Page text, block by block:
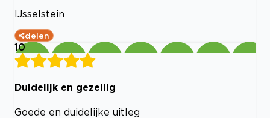
IJsselstein
delen
10
Duidelijk en gezellig
Goede en duidelijke uitleg